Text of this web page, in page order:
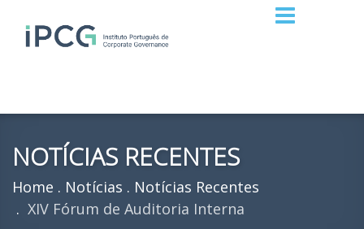
NOTÍCIAS RECENTES
Home Notícias
Notícias Recentes
XIV Fórum de Auditoria Interna